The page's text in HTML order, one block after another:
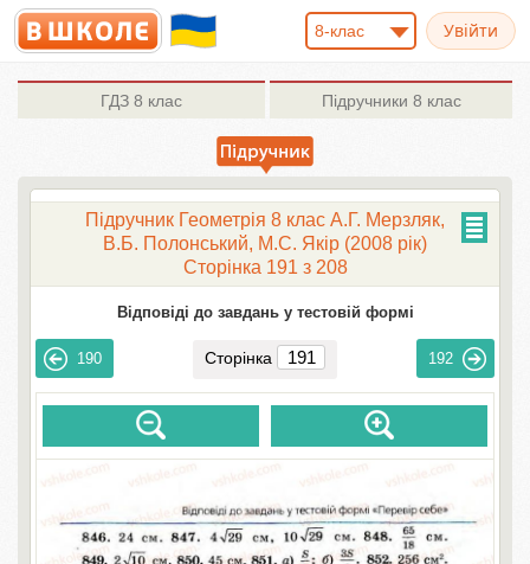
8-клас
ГДЗ 8 клас Підручники 8 клас
Підручник Геометрія 8 клас А.Г. Мерзляк,
В.Б. Полонський, М.С. Якір (2008 рік)
Сторінка 191 з 208
Відповіді до завдань у тестовій формі
190 Сторінка 192